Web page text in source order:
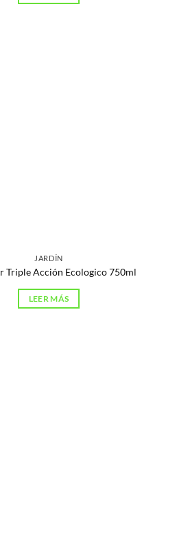
JARDÍN
Triple Acción Ecologico 750ml
LEER MÁS